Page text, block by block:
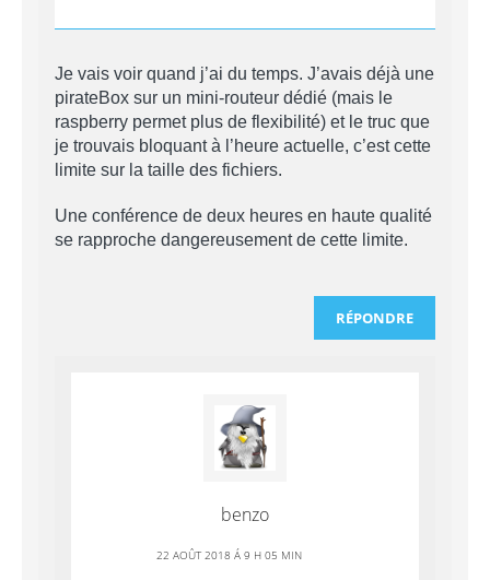
Je vais voir quand j’ai du temps. J’avais déjà une
pirateBox sur un mini-routeur dédié (mais le
raspberry permet plus de flexibilité) et le truc que
je trouvais bloquant à l’heure actuelle, c’est cette
limite sur la taille des fichiers.
Une conférence de deux heures en haute qualité
se rapproche dangereusement de cette limite.
RÉPONDRE
benzo
22 AOÛT 2018 Á 9 H 05 MIN